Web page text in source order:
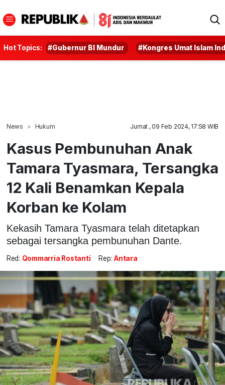
Hot Topics: #Gubernur BI Mundur #Kongres Umat Islam
News Hukum Jumat , 09 Feb 2024, 17:58 WIB
Kasus Pembunuhan Anak
Tamara Tyasmara, Tersangka
12 Kali Benamkan Kepala
Korban ke Kolam
Kekasih Tamara Tyasmara telah ditetapkan
sebagai tersangka pembunuhan Dante.
Red: Qommarria Rostanti Rep: Antara